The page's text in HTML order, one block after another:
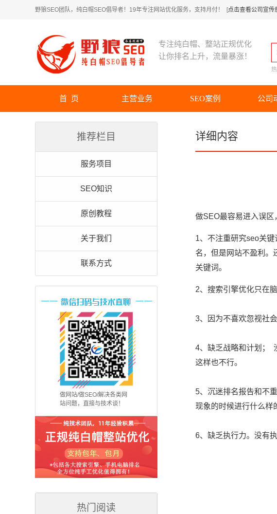
野狼SEO团队，纯白帽SEO倡导者！19年专注网站优化服务，支持月付！ [点击查看公司宣传
专注纯白帽、整站正规优化
让你排名上升，流量暴涨！
首 页 主营业务 SEO案例 公司
推荐栏目
服务项目
SEO知识
原创教程
关于我们
联系方式
做网站/做SEO/解决各类网
站问题，直接与技术谈！
热门阅读
详细内容
做SEO最容易进入误区
1、不注重研究seo关
名，但是网站不盈利。
关键词。
2、搜索引擎优化只在
3、因为不喜欢忽视社
4、缺乏战略和计划；
这样也不行。
5、沉迷排名报告和不
现象的时候进行什么样
6、缺乏执行力。没有